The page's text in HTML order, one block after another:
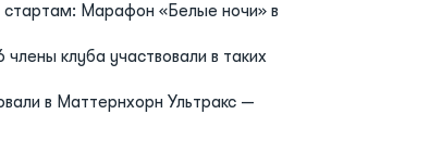
стартам: Марафон «Белые ночи» в
клуба участвовали в таких
в Маттернхорн Ультракс —